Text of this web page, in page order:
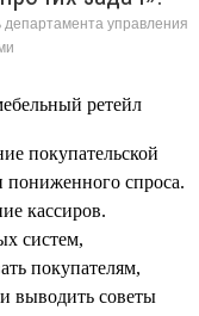
управления
покупательской
спроса.
кассиров.
систем,
покупателям,
выводить советы